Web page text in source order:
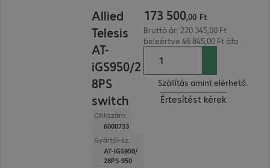
Allied
Telesis
AT-
iGS950/2
8PS
switch
Cikkszám:
6000733
Gyártói-sz.
AT-IGS950/
28PS-950
173 500,00 Ft
Bruttó ár: 220 345,00 Ft
beleértve 46 845,00 Ft áfa
Szállítás amint elérhető.
Értesítést kérek